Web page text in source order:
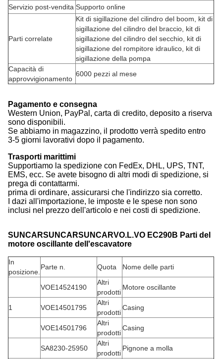
Servizio post-vendita Supporto online
Parti correlate
Kit di sigillazione del cilindro del boom, kit di
sigillazione del cilindro del braccio, kit di
sigillazione del cilindro del secchio, kit di
sigillazione del rompitore idraulico, kit di
sigillazione della pompa
Capacità di
approvvigionamento
6000 pezzi al mese
Pagamento e consegna
Western Union, PayPal, carta di credito, deposito a riserva
sono disponibili.
Se abbiamo in magazzino, il prodotto verrà spedito entro
3-5 giorni lavorativi dopo il pagamento.
Trasporti marittimi
Supportiamo la spedizione con FedEx, DHL, UPS, TNT,
EMS, ecc. Se avete bisogno di altri modi di spedizione, si
prega di contattarmi.
prima di ordinare, assicurarsi che l'indirizzo sia corretto.
I dazi all'importazione, le imposte e le spese non sono
inclusi nel prezzo dell'articolo e nei costi di spedizione.
SUNCARSUNCARSUNCARVO.L.VO EC290B Parti del
motore oscillante dell'escavatore
In
posizione.
Parte n. Quota Nome delle parti
VOE14524190
Altri
prodotti
Motore oscillante
1 VOE14501795
Altri
prodotti
Casing
VOE14501796
Altri
prodotti
Casing
SA8230-25950
Altri
prodotti
Pignone a molla